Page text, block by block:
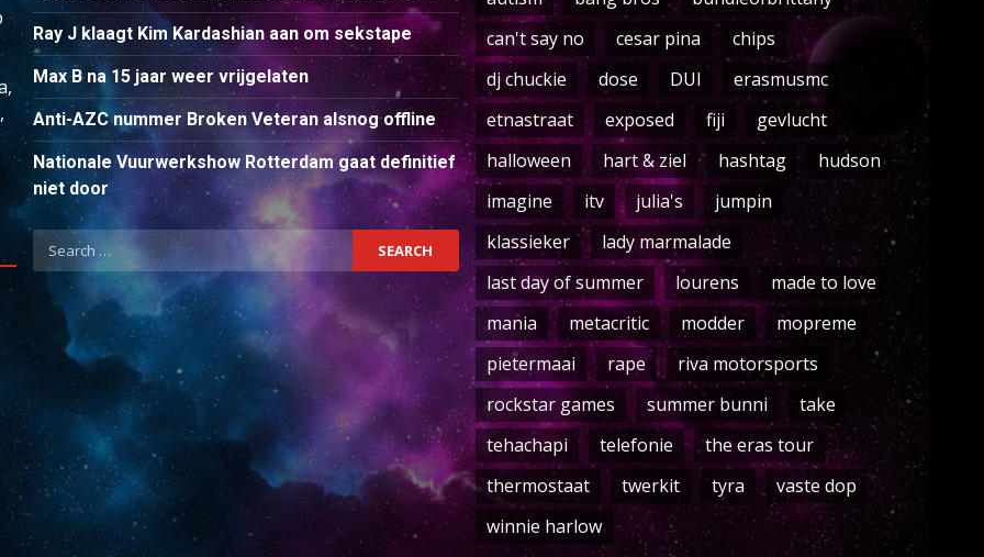
Ray J klaagt Kim Kardashian aan om sekstape
Max B na 15 jaar weer vrijgelaten
Anti-AZC nummer Broken Veteran alsnog offline
Nationale Vuurwerkshow Rotterdam gaat definitief
niet door
Search
for:
can't say no
cesar pina
chips
dj chuckie
dose DUI
erasmusmc
etnastraat
exposed fiji
gevlucht
halloween
hart & ziel hashtag
hudson
imagine
itv julia's
jumpin
klassieker
lady marmalade
last day of summer
lourens
made to love
mania
metacritic modder
mopreme
pietermaai
rape
riva motorsports
rockstar games
summer bunni
take
tehachapi
telefonie
the eras tour
thermostaat
twerkit tyra
vaste dop
winnie harlow